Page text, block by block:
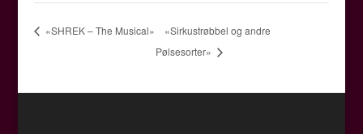
«SHREK – The Musical»
«Sirkustrøbbel og andre
Pølsesorter»